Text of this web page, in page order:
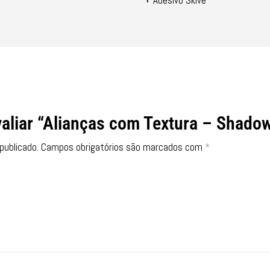
“Alianças com Textura –
Campos obrigatórios são marcados com *